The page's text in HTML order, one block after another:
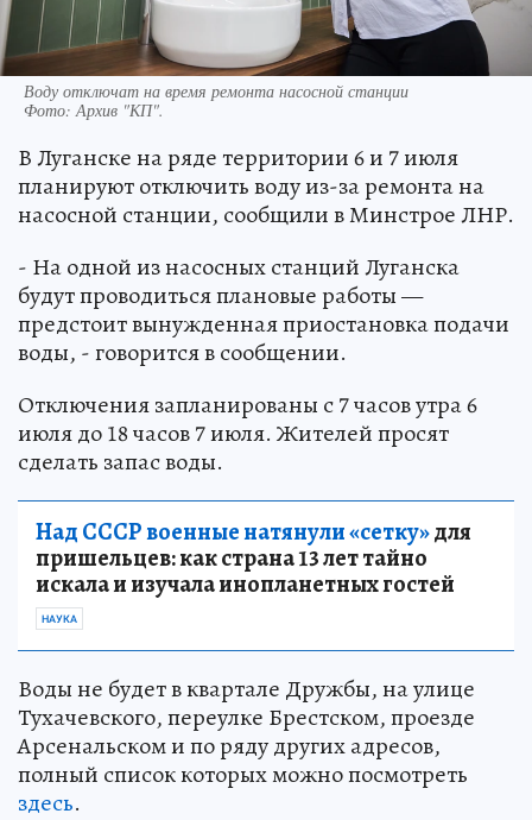
Воду отключат на время ремонта насосной станции
Фото:Архив "КП".
В Луганске на ряде территории 6 и 7 июля
планируют отключить воду из-за ремонта на
насосной станции, сообщили в Минстрое ЛНР.
- На одной из насосных станций Луганска
будут проводиться плановые работы —
предстоит вынужденная приостановка подачи
воды, - говорится в сообщении.
Отключения запланированы с 7 часов утра 6
июля до 18 часов 7 июля. Жителей просят
сделать запас воды.
Над СССР военные натянули «сетку»для
пришельцев: как страна 13 лет тайно
искала и изучала инопланетных гостей
НАУКА
Воды не будет в квартале Дружбы, на улице
Тухачевского, переулке Брестском, проезде
Арсенальском и по ряду других адресов,
полный список которых можно посмотреть
здесь.